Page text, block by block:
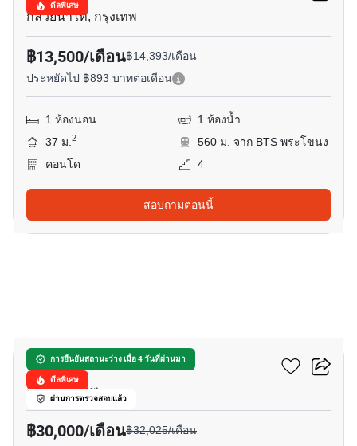
ดีลพิเศษ
กล้วยน้ำไท, กรุงเทพ
฿13,500/เดือน฿14,393/เดือน
ประหยัดไป ฿893 บาทต่อเดือน
1 ห้องนอน
1 ห้องน้ำ
37 ม.2
560 ม. จาก BTS พระโขนง
คอนโด
4
สอบถามตอนนี้
การยืนยันสถานะว่าง เมื่อ 4 วันที่ผ่านมา
ดีลพิเศษ
ผ่านการตรวจสอบแล้ว
จามจุรี เรสซิเดนซ์
จุฬา, กรุงเทพ
฿30,000/เดือน฿32,025/เดือน